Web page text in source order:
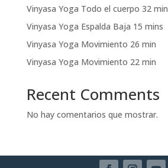
Vinyasa Yoga Todo el cuerpo 32 min
Vinyasa Yoga Espalda Baja 15 mins
Vinyasa Yoga Movimiento 26 min
Vinyasa Yoga Movimiento 22 min
Recent Comments
No hay comentarios que mostrar.